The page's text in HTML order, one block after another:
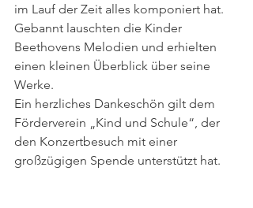
im Lauf der Zeit alles komponiert hat.
Gebannt lauschten die Kinder
Beethovens Melodien und erhielten
einen kleinen Überblick über seine
Werke.
Ein herzliches Dankeschön gilt dem
Förderverein „Kind und Schule“, der
den Konzertbesuch mit einer
großzügigen Spende unterstützt hat.